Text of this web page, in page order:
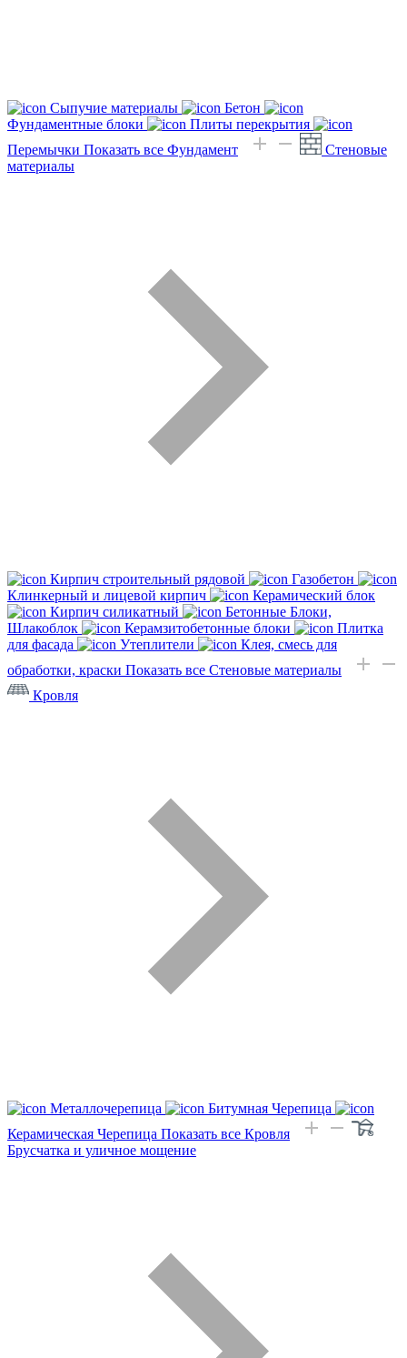
Сыпучие материалы
Бетон
Фундаментные блоки
Плиты перекрытия
Перемычки Показать все Фундамент
Стеновые
материалы
Кирпич строительный рядовой
Газобетон
Клинкерный и лицевой кирпич
Керамический блок
Кирпич силикатный
Бетонные Блоки,
Шлакоблок
Керамзитобетонные блоки
Плитка
для фасада
Утеплители
Клея, смесь для
обработки, краски Показать все Стеновые материалы
Кровля
Металлочерепица
Битумная Черепица
Керамическая Черепица Показать все Кровля
Брусчатка и уличное мощение